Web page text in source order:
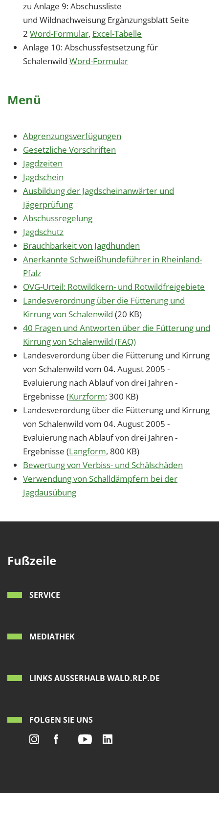
zu Anlage 9: Abschussliste
und Wildnachweisung Ergänzungsblatt Seite
2 Word-Formular, Excel-Tabelle
Anlage 10: Abschussfestsetzung für
Schalenwild Word-Formular
Menü
Abgrenzungsverfügungen
Gesetzliche Vorschriften
Jagdzeiten
Jagdschein
Ausbildung der Jagdscheinanwärter und
Jägerprüfung
Abschussregelung
Jagdschutz
Brauchbarkeit von Jagdhunden
Anerkannte Schweißhundeführer in Rheinland-
Pfalz
OVG-Urteil: Rotwildkern- und Rotwildfreigebiete
Landesverordnung über die Fütterung und
Kirrung von Schalenwild (20 KB)
40 Fragen und Antworten über die Fütterung und
Kirrung von Schalenwild (FAQ)
Landesverordung über die Fütterung und Kirrung
von Schalenwild vom 04. August 2005 -
Evaluierung nach Ablauf von drei Jahren -
Ergebnisse (Kurzform; 300 KB)
Landesverordung über die Fütterung und Kirrung
von Schalenwild vom 04. August 2005 -
Evaluierung nach Ablauf von drei Jahren -
Ergebnisse (Langform, 800 KB)
Bewertung von Verbiss- und Schälschäden
Verwendung von Schalldämpfern bei der
Jagdausübung
Fußzeile
SERVICE
MEDIATHEK
LINKS AUSSERHALB WALD.RLP.DE
FOLGEN SIE UNS